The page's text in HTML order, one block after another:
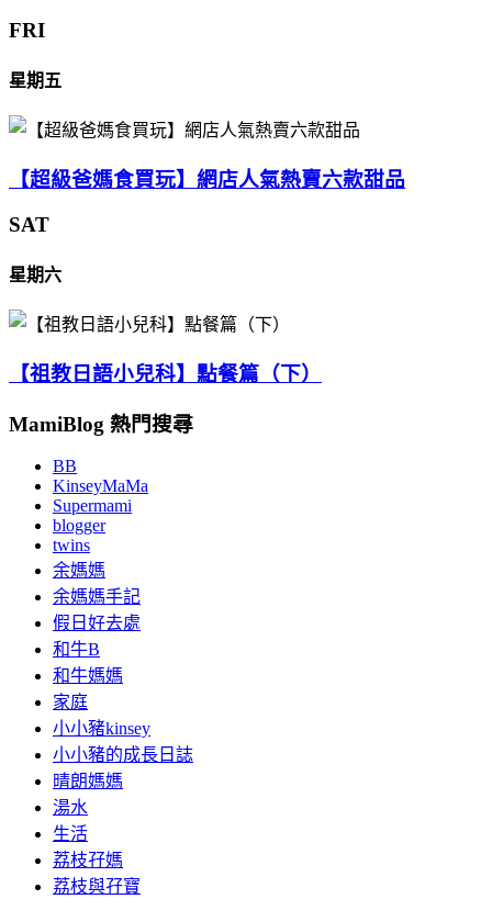
FRI
星期五
【超級爸媽食買玩】網店人氣熱賣六款甜品
SAT
星期六
【祖教日語小兒科】點餐篇（下）
MamiBlog 熱門搜尋
BB
KinseyMaMa
Supermami
blogger
twins
余媽媽
余媽媽手記
假日好去處
和牛B
和牛媽媽
家庭
小小豬kinsey
小小豬的成長日誌
晴朗媽媽
湯水
生活
荔枝孖媽
荔枝與孖寶